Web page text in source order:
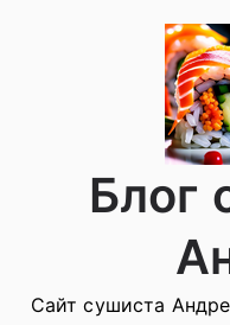
Блог
Сайт сушиста